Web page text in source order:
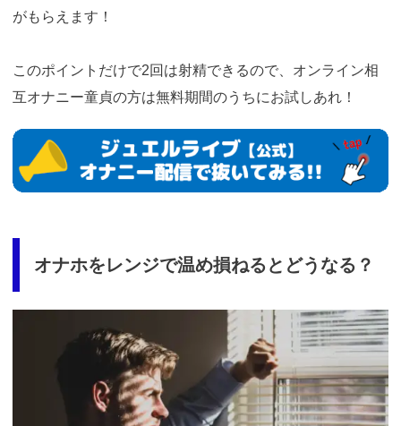
がもらえます！
このポイントだけで2回は射精できるので、オンライン相
互オナニー童貞の方は無料期間のうちにお試しあれ！
https://www.j-
live.tv/LiveChat/acs.php?
si=jwchatt&pid=MLA5661_0001&pa=lp33.php
オナホをレンジで温め損ねるとどうなる？